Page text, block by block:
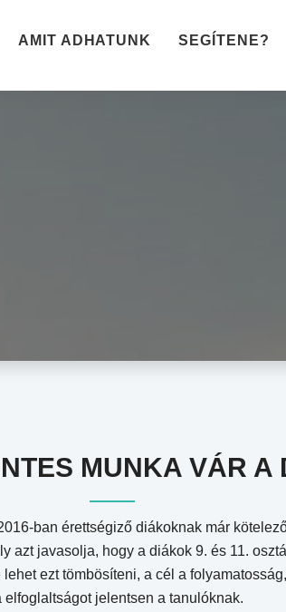
AMIT ADHATUNK SEGÍTENE?
MUNKA VÁR A
ban érettségiző diákoknak már
azt javasolja, hogy a diákok 9. és 11.
ezt tömbösíteni, a cél a
elfoglaltságot jelentsen a tanulóknak.